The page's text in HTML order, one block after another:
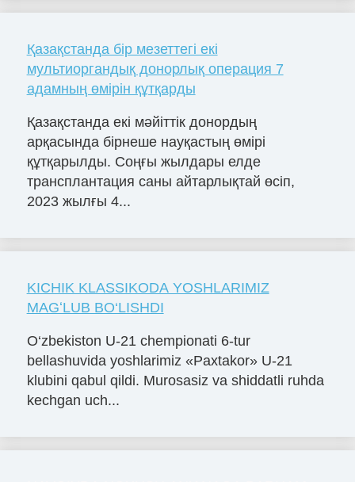
Қазақстанда бір мезеттегі екі
мультиоргандық донорлық операция 7
адамның өмірін құтқарды
Қазақстанда екі мәйіттік донордың
арқасында бірнеше науқастың өмірі
құтқарылды. Соңғы жылдары елде
трансплантация саны айтарлықтай өсіп,
2023 жылғы 4...
KICHIK KLASSIKODA YOSHLARIMIZ
MAGʻLUB BO‘LISHDI
O‘zbekiston U-21 chempionati 6-tur
bellashuvida yoshlarimiz «Paxtakor» U-21
klubini qabul qildi. Murosasiz va shiddatli ruhda
kechgan uch...